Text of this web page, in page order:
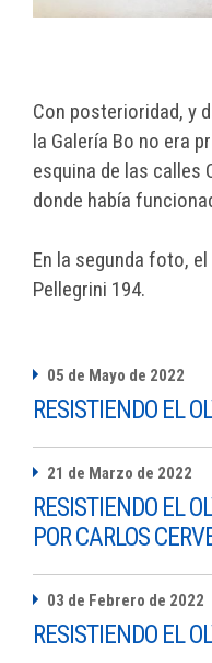
Con posterioridad, y
la Galería Bo no era
esquina de las calles
donde había
En la segunda foto,
Pellegrini 194.
05 de Mayo de 2022
RESISTIENDO EL
21 de Marzo de 2022
RESISTIENDO EL
POR CARLOS
03 de Febrero de 2022
RESISTIENDO EL